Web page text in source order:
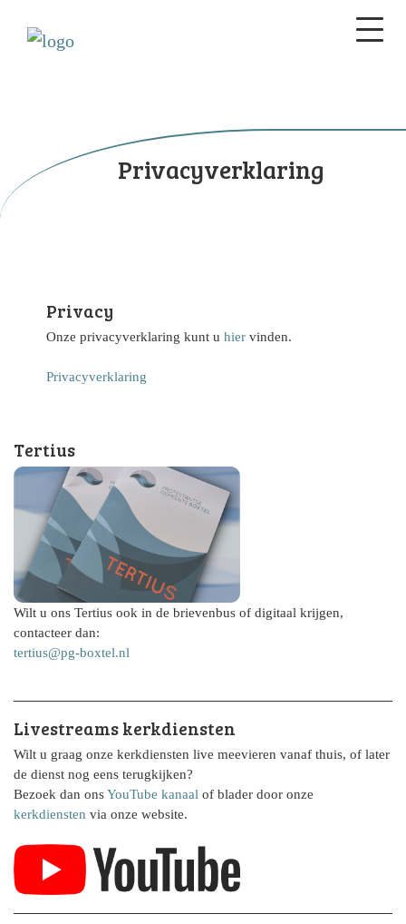
Privacyverklaring
Privacy
Onze privacyverklaring kunt u hier vinden.
Privacyverklaring
Tertius
Wilt u ons Tertius ook in de brievenbus of digitaal krijgen,
contacteer dan:
tertius@pg-boxtel.nl
Livestreams kerkdiensten
Wilt u graag onze kerkdiensten live meevieren vanaf thuis, of later
de dienst nog eens terugkijken?
Bezoek dan onsYouTube kanaal of blader door onze
kerkdiensten via onze website.